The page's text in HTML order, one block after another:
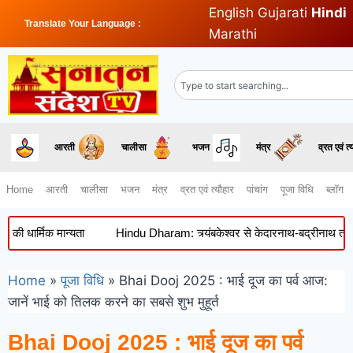
Translate Your Language :
English Gujarati Hindi
Marathi
आरती चालीसा भजन मंत्र व्रत एवं
Home आरती चालीसा भजन मंत्र व्रत एवं त्यौहार पांचांग पूजा विधि ब्लॉग
मान्यता Hindu Dharam: त्र्यंबकेश्वर से केदारनाथ-बद्रीनाथ तक, जानिए
Home » पूजा विधि » Bhai Dooj 2025 : भाई दूज का पर्व आज:
जानें भाई को तिलक करने का सबसे शुभ मुहूर्त
Bhai Dooj 2025 : भाई दूज का पर्व